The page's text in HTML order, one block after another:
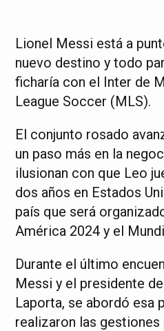
Lionel Messi está a
nuevo destino y todo
ficharía con el Inter de
League Soccer (MLS).
El conjunto rosado
un paso más en la
ilusionan con que Leo
dos años en Estados
país que será
América 2024 y el
Durante el último
Messi y el presidente
Laporta, se abordó esa
realizaron las